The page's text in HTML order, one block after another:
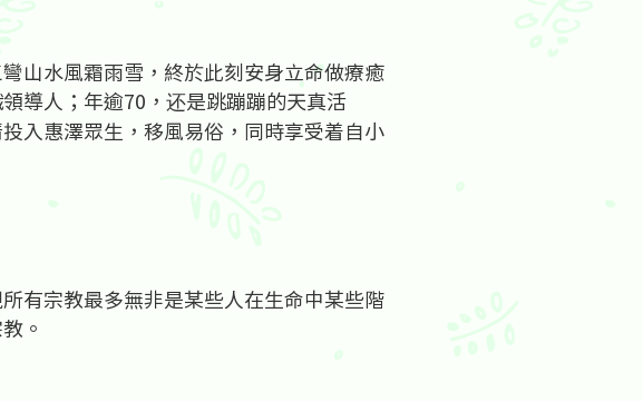
山水風霜雨雪，終於此刻安身立命做療癒
導人；年逾70，还是跳蹦蹦的天真活
入惠澤眾生，移風易俗，同時享受着自小
有宗教最多無非是某些人在生命中某些階
。